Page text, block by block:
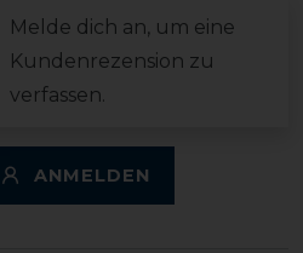
Melde dich an, um eine
Kundenrezension zu
verfassen.
ANMELDEN